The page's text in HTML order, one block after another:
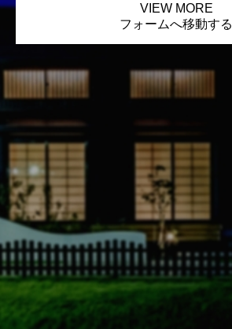
VIEW MORE
フォームへ移動する